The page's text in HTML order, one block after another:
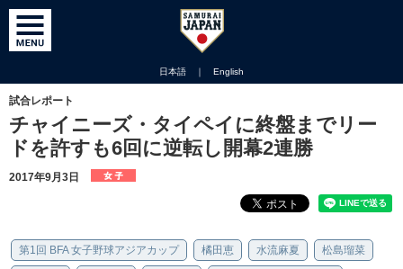
日本語 ｜ English
試合レポート
チャイニーズ・タイペイに終盤までリー
ドを許すも6回に逆転し開幕2連勝
2017年9月3日
第1回 BFA 女子野球アジアカップ 橘田恵 水流麻夏 松島瑠菜